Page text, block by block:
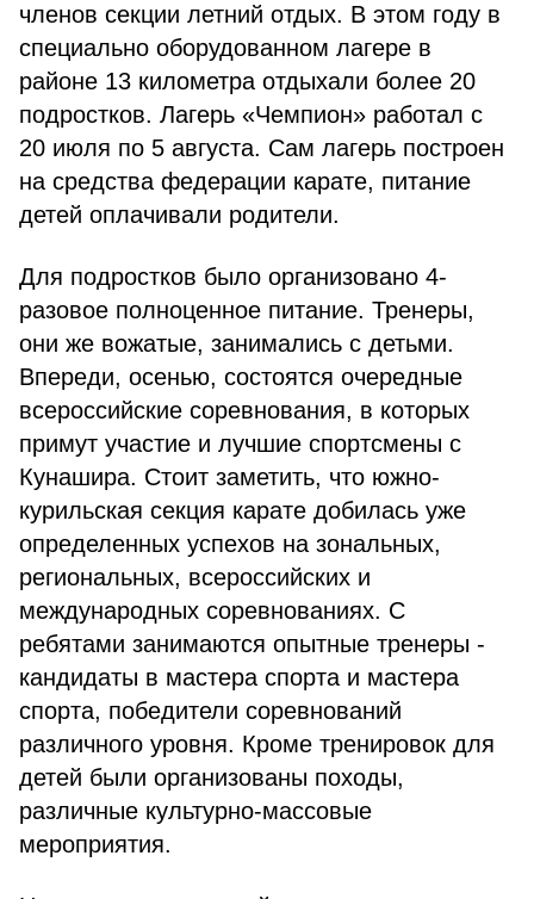
членов секции летний отдых. В этом году в
специально оборудованном лагере в
районе 13 километра отдыхали более 20
подростков. Лагерь «Чемпион» работал с
20 июля по 5 августа. Сам лагерь построен
на средства федерации карате, питание
детей оплачивали родители.
Для подростков было организовано 4-
разовое полноценное питание. Тренеры,
они же вожатые, занимались с детьми.
Впереди, осенью, состоятся очередные
всероссийские соревнования, в которых
примут участие и лучшие спортсмены с
Кунашира. Стоит заметить, что южно-
курильская секция карате добилась уже
определенных успехов на зональных,
региональных, всероссийских и
международных соревнованиях. С
ребятами занимаются опытные тренеры -
кандидаты в мастера спорта и мастера
спорта, победители соревнований
различного уровня. Кроме тренировок для
детей были организованы походы,
различные культурно-массовые
мероприятия.